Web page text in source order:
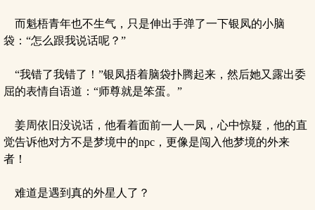
而魁梧青年也不生气，只是伸出手弹了一下银凤的小脑
袋：“怎么跟我说话呢？”
“我错了我错了！”银凤捂着脑袋扑腾起来，然后她又露出委
屈的表情自语道：“师尊就是笨蛋。”
姜周依旧没说话，他看着面前一人一凤，心中惊疑，他的直
觉告诉他对方不是梦境中的npc，更像是闯入他梦境的外来
者！
难道是遇到真的外星人了？